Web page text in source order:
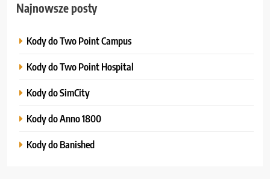
Najnowsze posty
Kody do Two Point Campus
Kody do Two Point Hospital
Kody do SimCity
Kody do Anno 1800
Kody do Banished